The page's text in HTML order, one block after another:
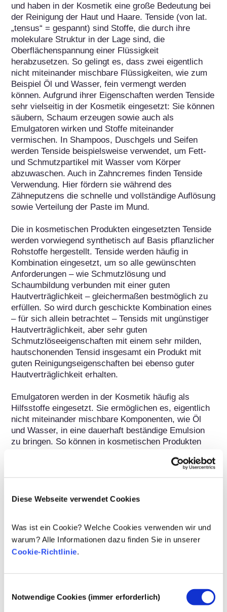
Diese Webseite verwendet Cookies
Was ist ein Cookie? Welche Cookies verwenden wir und
warum? Alle Informationen dazu finden Sie in unserer
Cookie-Richtlinie.
Notwendige Cookies (immer erforderlich)
und haben in der Kosmetik eine große Bedeutung bei
der Reinigung der Haut und Haare. Tenside (von lat.
„tensus“ = gespannt) sind Stoffe, die durch ihre
molekulare Struktur in der Lage sind, die
Oberflächenspannung einer Flüssigkeit
herabzusetzen. So gelingt es, dass zwei eigentlich
nicht miteinander mischbare Flüssigkeiten, wie zum
Beispiel Öl und Wasser, fein vermengt werden
können. Aufgrund ihrer Eigenschaften werden Tenside
sehr vielseitig in der Kosmetik eingesetzt: Sie können
säubern, Schaum erzeugen sowie auch als
Emulgatoren wirken und Stoffe miteinander
vermischen. In Shampoos, Duschgels und Seifen
werden Tenside beispielsweise verwendet, um Fett-
und Schmutzpartikel mit Wasser vom Körper
abzuwaschen. Auch in Zahncremes finden Tenside
Verwendung. Hier fördern sie während des
Zähneputzens die schnelle und vollständige Auflösung
sowie Verteilung der Paste im Mund.
Die in kosmetischen Produkten eingesetzten Tenside
werden vorwiegend synthetisch auf Basis pflanzlicher
Rohstoffe hergestellt. Tenside werden häufig in
Kombination eingesetzt, um so alle gewünschten
Anforderungen – wie Schmutzlösung und
Schaumbildung verbunden mit einer guten
Hautverträglichkeit – gleichermaßen bestmöglich zu
erfüllen. So wird durch geschickte Kombination eines
– für sich allein betrachtet – Tensids mit ungünstiger
Hautverträglichkeit, aber sehr guten
Schmutzlöseeigenschaften mit einem sehr milden,
hautschonenden Tensid insgesamt ein Produkt mit
guten Reinigungseigenschaften bei ebenso guter
Hautverträglichkeit erhalten.
Emulgatoren werden in der Kosmetik häufig als
Hilfsstoffe eingesetzt. Sie ermöglichen es, eigentlich
nicht miteinander mischbare Komponenten, wie Öl
und Wasser, in eine dauerhaft beständige Emulsion
zu bringen. So können in kosmetischen Produkten
Wirkstoffe in einem einzigen Produkt verwendet
einem wasserliebenden (hydrophilen) Teil bestehen.
Fett und Wasser besteht, vermindern. Emulgatoren
werden insbesondere für Cremes, Lotionen und
Reinigungsmittel eingesetzt. Inzwischen sind
die eine Emulsion stabil halten. Fettsäureester auf der
Glycerinmonodistearat tragen beispielsweise dazu